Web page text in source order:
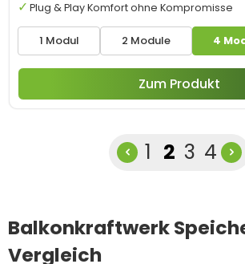
1 Modul 2 Module 4
Plug & Play Komfort ohne Kompromisse
Zum Produkt
Seite
1 Seite
2 Seite
3 Seite
4
Balkonkraftwerk
Vergleich